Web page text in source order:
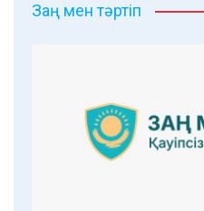
Заң мен тәртіп